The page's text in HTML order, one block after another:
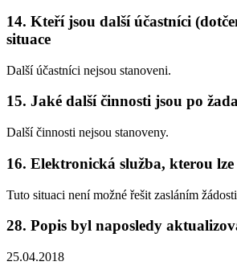
14. Kteří jsou další účastníci
situace
Další účastníci nejsou stanoveni.
15. Jaké další činnosti jsou po
Další činnosti nejsou stanoveny.
16. Elektronická služba, kterou
Tuto situaci není možné řešit zasláním
28. Popis byl naposledy
25.04.2018